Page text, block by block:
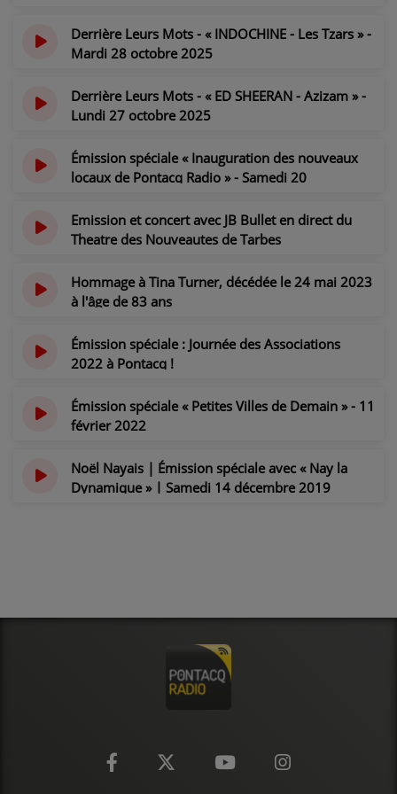
Derrière Leurs Mots - « INDOCHINE - Les Tzars » -
Mardi 28 octobre 2025
Derrière Leurs Mots - « ED SHEERAN - Azizam » -
Lundi 27 octobre 2025
Émission spéciale « Inauguration des nouveaux
locaux de Pontacq Radio » - Samedi 20
il y a 10 mois
Emission et concert avec JB Bullet en direct du
Theatre des Nouveautes de Tarbes
Hommage à Tina Turner, décédée le 24 mai 2023
à l'âge de 83 ans
Émission spéciale : Journée des Associations
2022 à Pontacq !
Émission spéciale « Petites Villes de Demain » - 11
février 2022
Noël Nayais | Émission spéciale avec « Nay la
Dynamique » | Samedi 14 décembre 2019